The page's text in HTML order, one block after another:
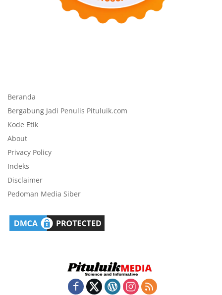
Beranda
Bergabung Jadi Penulis Pituluik.com
Kode Etik
About
Privacy Policy
Indeks
Disclaimer
Pedoman Media Siber